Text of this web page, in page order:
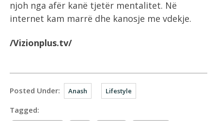
njoh nga afër kanë tjetër mentalitet. Në
internet kam marrë dhe kanosje me vdekje.
/Vizionplus.tv/
Posted Under: Anash Lifestyle
Tagged: